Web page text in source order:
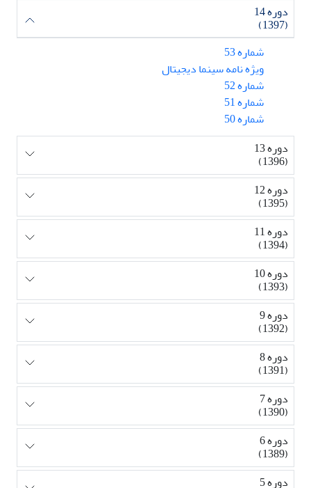
دوره 14
(1397)
شماره 53
ویژه نامه سینما دیجیتال
شماره 52
شماره 51
شماره 50
دوره 13
(1396)
دوره 12
(1395)
دوره 11
(1394)
دوره 10
(1393)
دوره 9
(1392)
دوره 8
(1391)
دوره 7
(1390)
دوره 6
(1389)
دوره 5